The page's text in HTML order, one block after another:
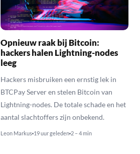
Opnieuw raak bij Bitcoin:
hackers halen Lightning-nodes
leeg
Hackers misbruiken een ernstig lek in
BTCPay Server en stelen Bitcoin van
Lightning-nodes. De totale schade en het
aantal slachtoffers zijn onbekend.
Leon Markus 19 uur geleden 2 – 4 min